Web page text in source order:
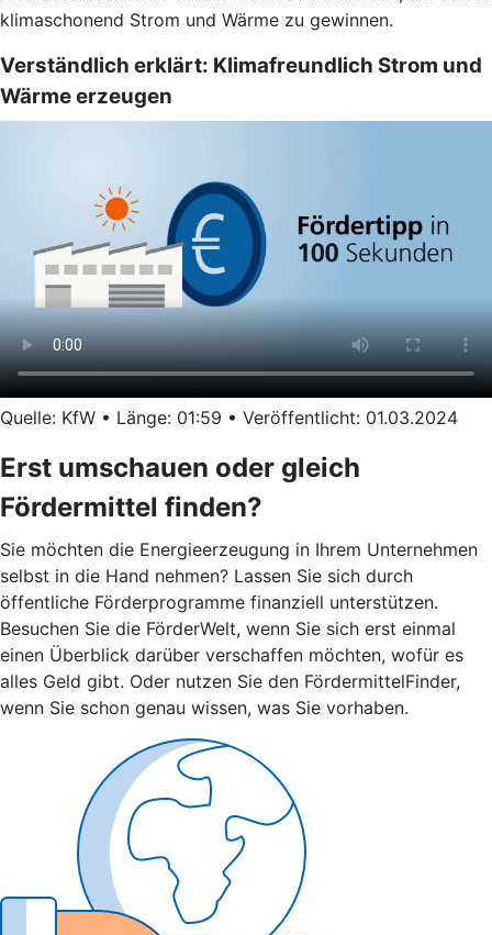
klimaschonend Strom und Wärme zu gewinnen.
Verständlich erklärt: Klimafreundlich Strom und
Wärme erzeugen
Quelle: KfW • Länge: 01:59 • Veröffentlicht: 01.03.2024
Erst umschauen oder gleich
Fördermittel finden?
Sie möchten die Energieerzeugung in Ihrem Unternehmen
selbst in die Hand nehmen? Lassen Sie sich durch
öffentliche Förderprogramme finanziell unterstützen.
Besuchen Sie die FörderWelt, wenn Sie sich erst einmal
einen Überblick darüber verschaffen möchten, wofür es
alles Geld gibt. Oder nutzen Sie den FördermittelFinder,
wenn Sie schon genau wissen, was Sie vorhaben.